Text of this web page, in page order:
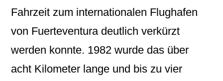
Fahrzeit zum internationalen Flughafen
von Fuerteventura deutlich verkürzt
werden konnte. 1982 wurde das über
acht Kilometer lange und bis zu vier